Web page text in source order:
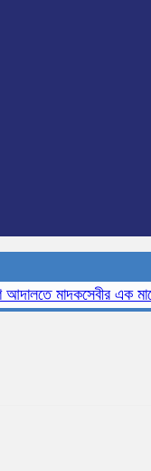
মাদকসেবীর এক মাসের